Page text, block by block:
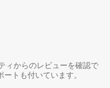
ィからのレビューを確認で
トも付いています。